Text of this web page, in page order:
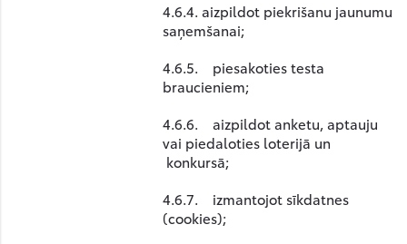
4.6.4. aizpildot piekrišanu jaunumu
saņemšanai;
4.6.5. piesakoties testa
braucieniem;
4.6.6. aizpildot anketu, aptauju
vai piedaloties loterijā un
konkursā;
4.6.7. izmantojot sīkdatnes
(cookies);